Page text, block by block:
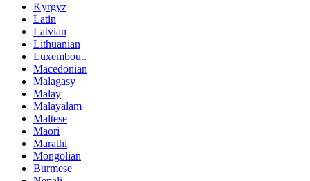
Kyrgyz
Latin
Latvian
Lithuanian
Luxembou..
Macedonian
Malagasy
Malay
Malayalam
Maltese
Maori
Marathi
Mongolian
Burmese